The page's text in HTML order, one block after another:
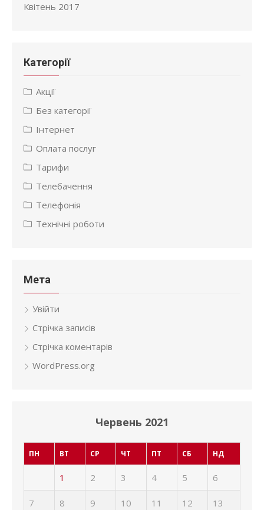
Квітень 2017
Категорії
Акції
Без категорії
Інтернет
Оплата послуг
Тарифи
Телебачення
Телефонія
Технічні роботи
Мета
Увійти
Стрічка записів
Стрічка коментарів
WordPress.org
Червень 2021
ПН ВТ СР ЧТ ПТ СБ НД
1 2 3 4 5 6
7 8 9 10 11 12 13